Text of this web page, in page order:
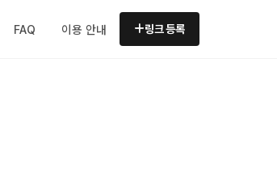
FAQ 이용 안내 링크 등록